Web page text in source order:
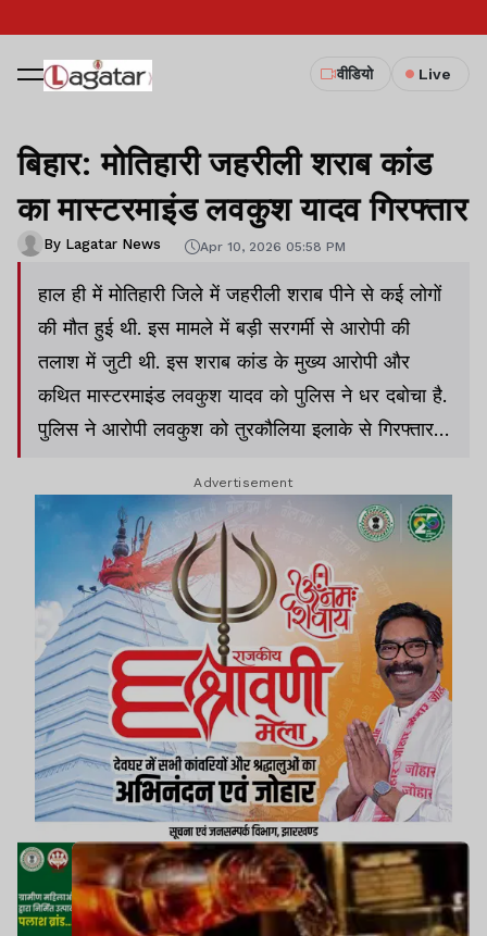
वीडियो Live
बिहार: मोतिहारी जहरीली शराब कांड
का मास्टरमाइंड लवकुश यादव गिरफ्तार
By Lagatar News Apr 10, 2026 05:58 PM
हाल ही में मोतिहारी जिले में जहरीली शराब पीने से कई लोगों
की मौत हुई थी. इस मामले में बड़ी सरगर्मी से आरोपी की
तलाश में जुटी थी. इस शराब कांड के मुख्य आरोपी और
कथित मास्टरमाइंड लवकुश यादव को पुलिस ने धर दबोचा है.
पुलिस ने आरोपी लवकुश को तुरकौलिया इलाके से गिरफ्तार
Advertisement